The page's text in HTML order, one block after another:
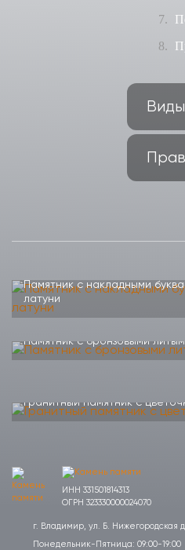
Памятник с накладными
латуни
Памятник с бронзовыми
Гранитный памятник с
ИНН 331501814313
ОГРН 323330000024070
г. Владимир, ул. Б. Нижегородская
Понедельник-Пятница: 09:00-19:00